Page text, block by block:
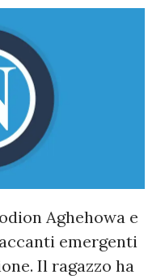
Aghehowa e
emergenti
Il ragazzo ha